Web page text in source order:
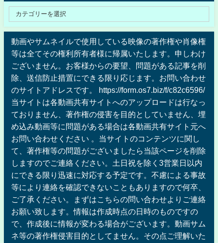
動画やサムネイルで使用している映像の著作権や肖像権
等は全てその権利所有者様に帰属いたします。申しわけ
ございません。お客様からの要望、問題がある記事を削
除、送信防止措置にできる限り応じます。お問い合わせ
のサイトアドレスです。 https://form.os7.biz/f/c82c6596/
当サイトは各動画共有サイトへのアップロードは行なっ
ておりません、著作権の侵害を目的としていません、埋
め込み動画等に問題がある場合は各動画共有サイト元へ
お問い合わせください 。当サイトのコンテンツに関し
て、著作権等の問題がございましたら当該ページを削除
しますのでご連絡ください。土日祝を除く3営業日以内
にできる限り迅速に対応する予定です。不慮による事故
等により連絡を確認できないこともありますので何卒、
ご了承ください。まずはこちらの問い合わせよりご連絡
お願い致します。情報は作成時点の日時のものですの
で、作成後に情報が変わる場合がございます。動画サム
ネ等の著作権侵害目的としてません。その点ご理解いた